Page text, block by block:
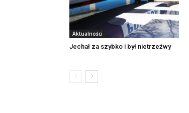
Aktualności
Jechał za szybko i był nietrzeźwy